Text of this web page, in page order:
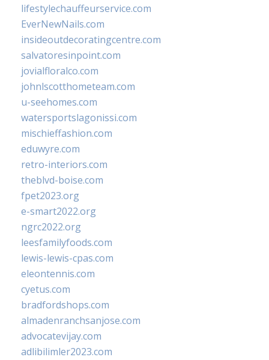
lifestylechauffeurservice.com
EverNewNails.com
insideoutdecoratingcentre.com
salvatoresinpoint.com
jovialfloralco.com
johnlscotthometeam.com
u-seehomes.com
watersportslagonissi.com
mischieffashion.com
eduwyre.com
retro-interiors.com
theblvd-boise.com
fpet2023.org
e-smart2022.org
ngrc2022.org
leesfamilyfoods.com
lewis-lewis-cpas.com
eleontennis.com
cyetus.com
bradfordshops.com
almadenranchsanjose.com
advocatevijay.com
adlibilimler2023.com